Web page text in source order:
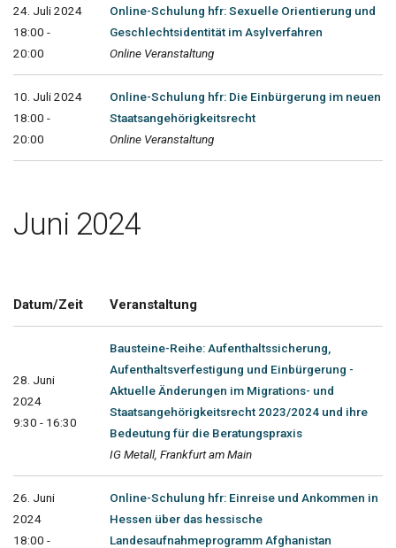
24. Juli 2024
18:00 -
20:00
Online-Schulung hfr: Sexuelle Orientierung und
Geschlechtsidentität im Asylverfahren
Online Veranstaltung
10. Juli 2024
18:00 -
20:00
Online-Schulung hfr: Die Einbürgerung im neuen
Staatsangehörigkeitsrecht
Online Veranstaltung
Juni 2024
Datum/Zeit Veranstaltung
28. Juni
2024
9:30 - 16:30
Bausteine-Reihe: Aufenthaltssicherung,
Aufenthaltsverfestigung und Einbürgerung -
Aktuelle Änderungen im Migrations- und
Staatsangehörigkeitsrecht 2023/2024 und ihre
Bedeutung für die Beratungspraxis
IG Metall, Frankfurt am Main
26. Juni
2024
18:00 -
Online-Schulung hfr: Einreise und Ankommen in
Hessen über das hessische
Landesaufnahmeprogramm Afghanistan